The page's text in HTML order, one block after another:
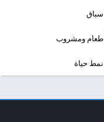
سباق
طعام ومشروب
نمط حياة